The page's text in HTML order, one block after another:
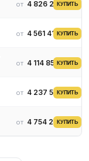
от 4 826 207 ₽
КУПИТЬ
от 4 561 418 ₽КУПИТЬ
от 4 114 855 ₽КУПИТЬ
от 4 237 525 ₽КУПИТЬ
от 4 754 243 ₽
КУПИТЬ